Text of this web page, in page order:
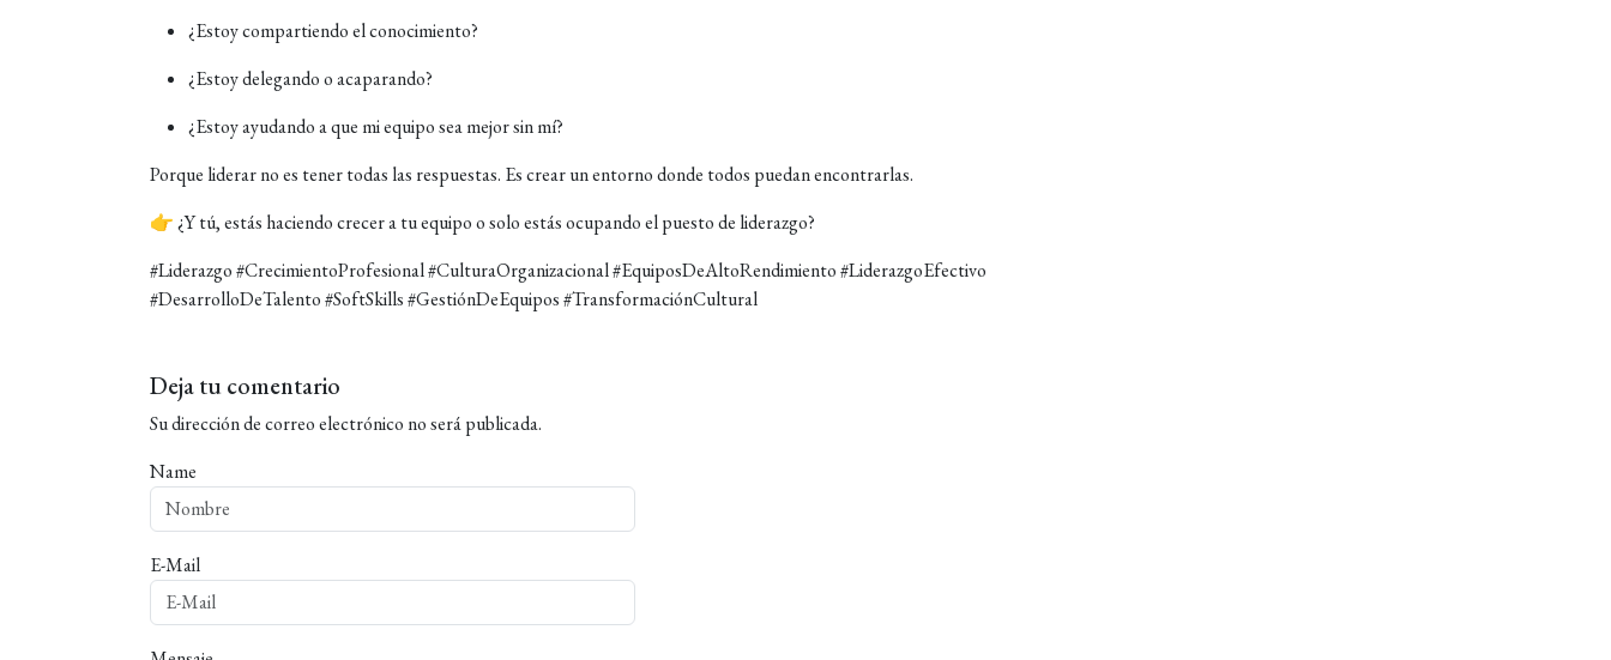
¿Estoy compartiendo el conocimiento?
¿Estoy delegando o acaparando?
¿Estoy ayudando a que mi equipo sea mejor sin mí?
Porque liderar no es tener todas las respuestas. Es crear un entorno donde todos puedan encontrarlas.
👉 ¿Y tú, estás haciendo crecer a tu equipo o solo estás ocupando el puesto de liderazgo?
#Liderazgo #CrecimientoProfesional #CulturaOrganizacional #EquiposDeAltoRendimiento #LiderazgoEfectivo
#DesarrolloDeTalento #SoftSkills #GestiónDeEquipos #TransformaciónCultural
Deja tu comentario
Su dirección de correo electrónico no será publicada.
Name
E-Mail